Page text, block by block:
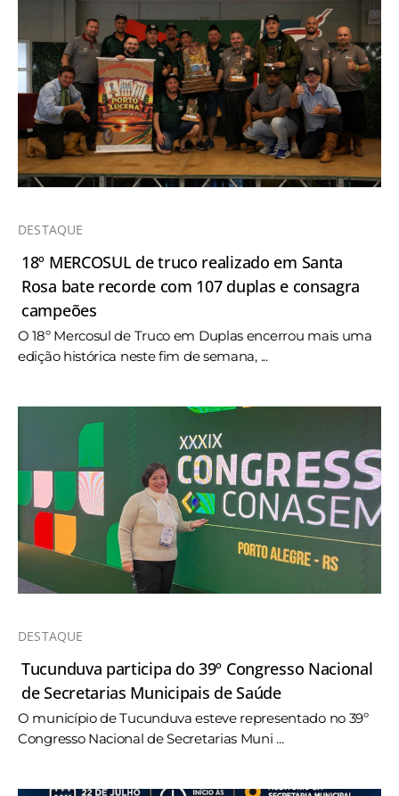
DESTAQUE
18º MERCOSUL de truco realizado em Santa
Rosa bate recorde com 107 duplas e consagra
campeões
O 18º Mercosul de Truco em Duplas encerrou mais uma
edição histórica neste fim de semana, ...
DESTAQUE
Tucunduva participa do 39º Congresso Nacional
de Secretarias Municipais de Saúde
O município de Tucunduva esteve representado no 39º
Congresso Nacional de Secretarias Muni ...